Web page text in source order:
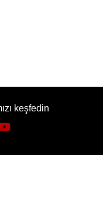
keşfedin